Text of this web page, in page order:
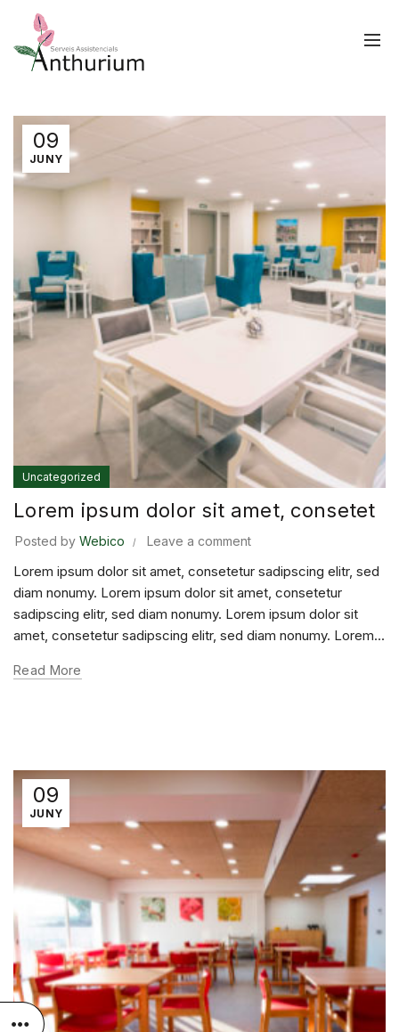
09
JUNY
Uncategorized
Lorem ipsum dolor sit amet, consetet
Posted by Webico Leave a comment
Lorem ipsum dolor sit amet, consetetur sadipscing elitr, sed
diam nonumy. Lorem ipsum dolor sit amet, consetetur
sadipscing elitr, sed diam nonumy. Lorem ipsum dolor sit
amet, consetetur sadipscing elitr, sed diam nonumy. Lorem...
Read More
09
JUNY